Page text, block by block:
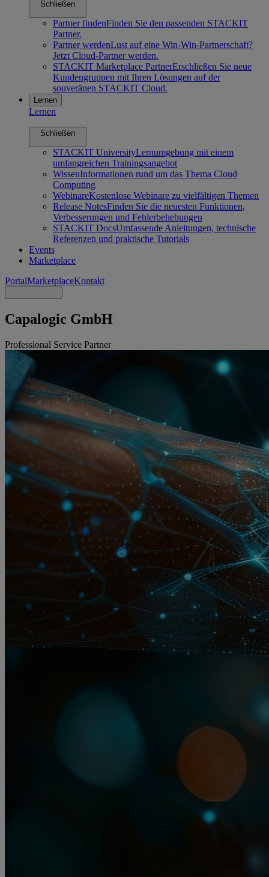
Schließen
Partner findenFinden Sie den passenden STACKIT
Partner.
Partner werdenLust auf eine Win-Win-Partnerschaft?
Jetzt Cloud-Partner werden.
STACKIT Marketplace PartnerErschließen Sie neue
Kundengruppen mit Ihren Lösungen auf der
souveränen STACKIT Cloud.
Lernen
Lernen
Schließen
STACKIT UniversityLernumgebung mit einem
umfangreichen Trainingsangebot
WissenInformationen rund um das Thema Cloud
Computing
WebinareKostenlose Webinare zu vielfältigen Themen
Release NotesFinden Sie die neuesten Funktionen,
Verbesserungen und Fehlerbehebungen
STACKIT DocsUmfassende Anleitungen, technische
Referenzen und praktische Tutorials
Events
Marketplace
PortalMarketplaceKontakt
Capalogic GmbH
Professional Service Partner